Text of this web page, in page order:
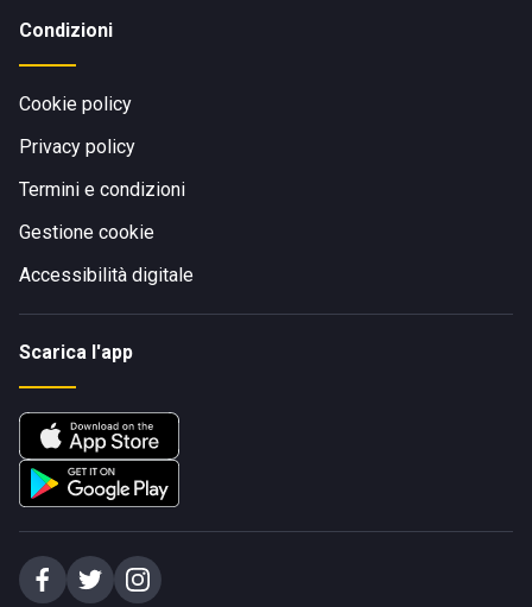
Condizioni
Cookie policy
Privacy policy
Termini e condizioni
Gestione cookie
Accessibilità digitale
Scarica l'app